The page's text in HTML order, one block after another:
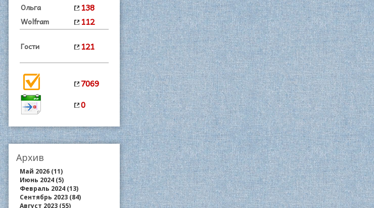
Ольга 138
Wolfram 112
Гости 121
7069
0
Архив
Май 2026 (11)
Июнь 2024 (5)
Февраль 2024 (13)
Сентябрь 2023 (84)
Август 2023 (55)